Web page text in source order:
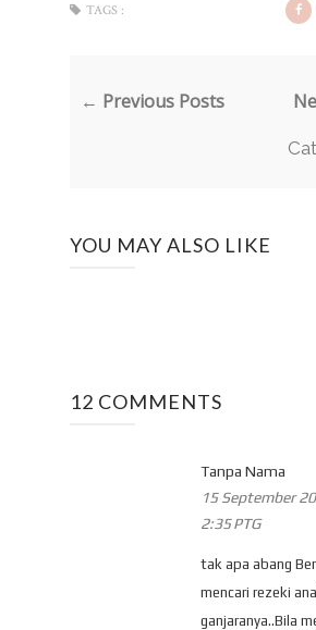
TAGS :
← Previous Posts
YOU MAY ALSO LIKE
12 COMMENTS
Tanpa Nama
15 September
2:35 PTG
tak apa abang
mencari rezeki
ganjaranya..Bila